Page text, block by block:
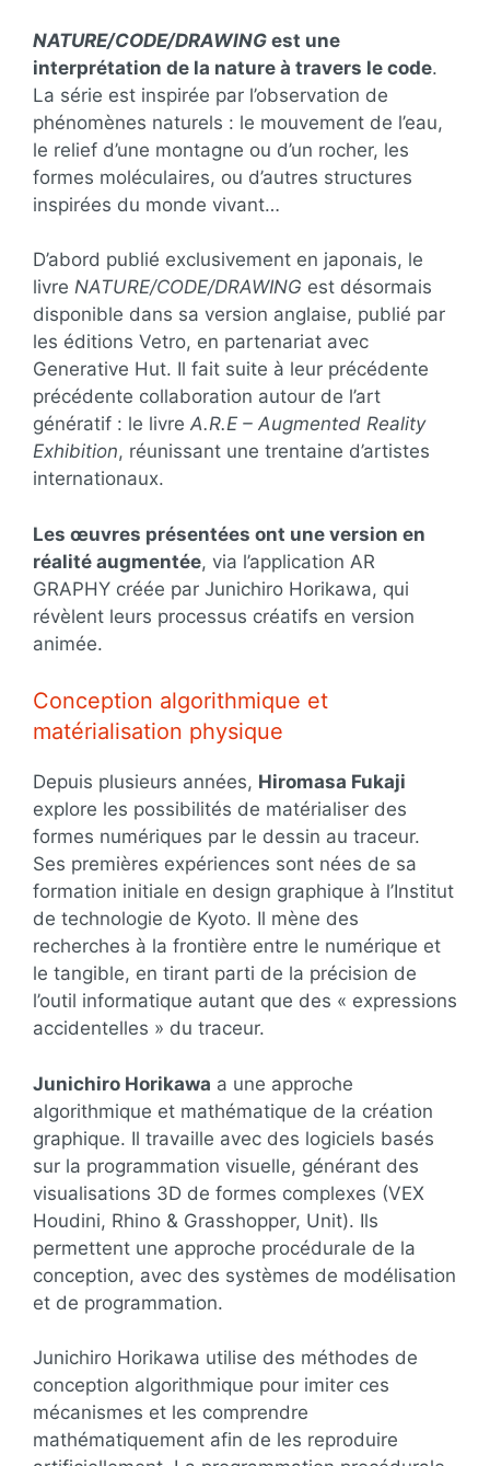
NATURE/CODE/DRAWING est une
interprétation de la nature à travers le code.
La série est inspirée par l’observation de
phénomènes naturels : le mouvement de l’eau,
le relief d’une montagne ou d’un rocher, les
formes moléculaires, ou d’autres structures
inspirées du monde vivant…
D’abord publié exclusivement en japonais, le
livre NATURE/CODE/DRAWING est désormais
disponible dans sa version anglaise, publié par
les éditions Vetro, en partenariat avec
Generative Hut. Il fait suite à leur précédente
précédente collaboration autour de l’art
génératif : le livre A.R.E – Augmented Reality
Exhibition, réunissant une trentaine d’artistes
internationaux.
Les œuvres présentées ont une version en
réalité augmentée, via l’application AR
GRAPHY créée par Junichiro Horikawa, qui
révèlent leurs processus créatifs en version
animée.
Conception algorithmique et
matérialisation physique
Depuis plusieurs années, Hiromasa Fukaji
explore les possibilités de matérialiser des
formes numériques par le dessin au traceur.
Ses premières expériences sont nées de sa
formation initiale en design graphique à l’Institut
de technologie de Kyoto. Il mène des
recherches à la frontière entre le numérique et
le tangible, en tirant parti de la précision de
l’outil informatique autant que des « expressions
accidentelles » du traceur.
Junichiro Horikawa a une approche
algorithmique et mathématique de la création
graphique. Il travaille avec des logiciels basés
sur la programmation visuelle, générant des
visualisations 3D de formes complexes (VEX
Houdini, Rhino & Grasshopper, Unit). Ils
permettent une approche procédurale de la
conception, avec des systèmes de modélisation
et de programmation.
Junichiro Horikawa utilise des méthodes de
conception algorithmique pour imiter ces
mécanismes et les comprendre
mathématiquement afin de les reproduire